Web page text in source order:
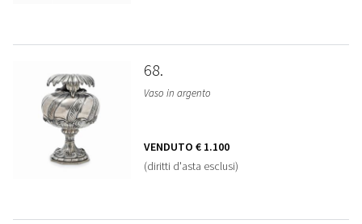
68
Vaso in argento
VENDUTO € 1.100
(diritti d'asta esclusi)